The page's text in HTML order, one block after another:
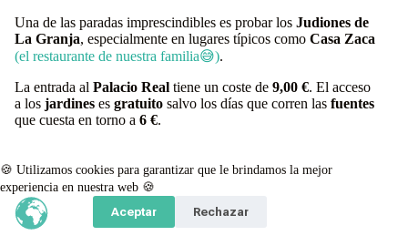
🍪 Utilizamos cookies para garantizar que le brindamos la mejor
experiencia en nuestra web 🍪
Aceptar
Rechazar
Una de las paradas imprescindibles es probar los Judiones de
La Granja, especialmente en lugares típicos como Casa Zaca
(el restaurante de nuestra familia😅).
La entrada al Palacio Real tiene un coste de 9,00 €. El acceso
a los jardines es gratuito salvo los días que corren las fuentes
que cuesta en torno a 6 €.
de las fiestas y la buena comida familiar.